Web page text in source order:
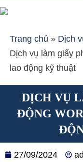
Trang chủ » Dịch
Dịch vụ làm giấy
lao động kỹ thuật
DỊCH VỤ
ĐỘNG
27/09/2024